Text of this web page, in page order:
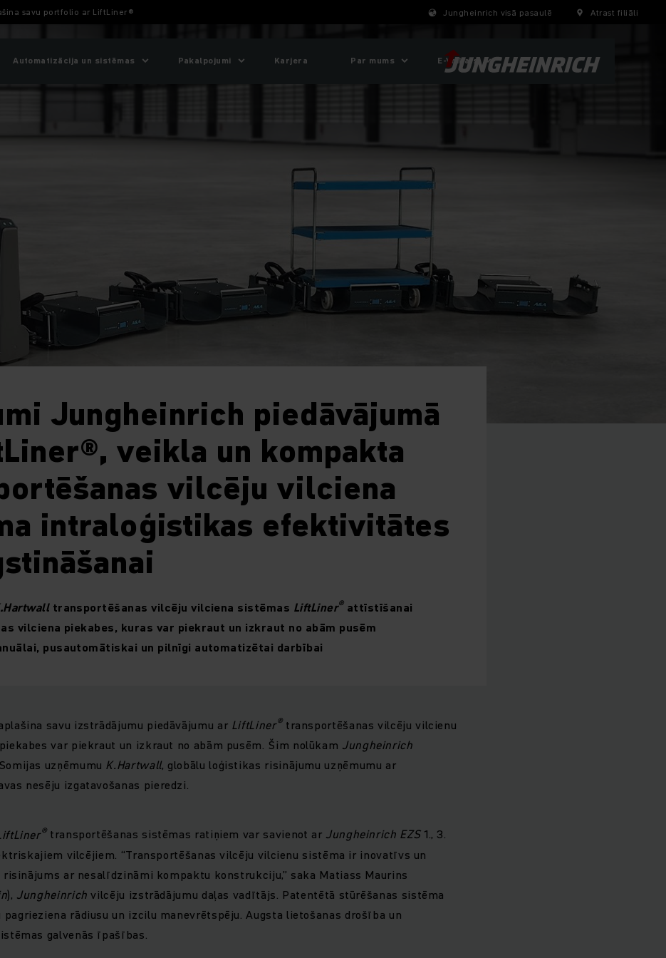
savu portfolio ar LiftLiner® Jungheinrich visā pasaulē Atrast filiāli
Automatizācija un sistēmas Pakalpojumi Karjera Par mums E-Veikals
Jungheinrich piedāvājumā
veikla un kompakta
vilcēju vilciena
intraloģistikas efektivitātes
transportēšanas vilcēju vilciena sistēmas LiftLiner®attīstīšanai
vilciena piekabes, kuras var piekraut un izkraut no abām pusēm
pusautomātiskai un pilnīgi automatizētai darbībai
savu izstrādājumu piedāvājumu ar LiftLiner®transportēšanas vilcēju vilcienu
var piekraut un izkraut no abām pusēm. Šim nolūkam Jungheinrich
uzņēmumu K.Hartwall, globālu loģistikas risinājumu uzņēmumu ar
nesēju izgatavošanas pieredzi.
®transportēšanas sistēmas ratiņiem var savienot ar Jungheinrich EZS1., 3.
vilcējiem. “Transportēšanas vilcēju vilcienu sistēma ir inovatīvs un
ar nesalīdzināmi kompaktu konstrukciju,” saka Matiass Maurins
), Jungheinrich vilcēju izstrādājumu daļas vadītājs. Patentētā stūrēšanas sistēma
pagrieziena rādiusu un izcilu manevrētspēju. Augsta lietošanas drošība un
galvenās īpašības.